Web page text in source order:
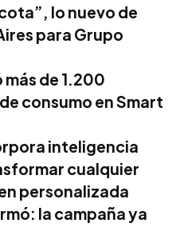
lo nuevo de
para Grupo
más de 1.200
consumo en Smart
inteligencia
cualquier
personalizada
la campaña ya